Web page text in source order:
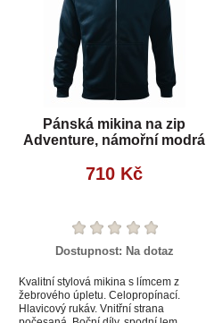
Pánská mikina na zip
Adventure, námořní modrá
710 Kč
Dostupnost: Na dotaz
Kvalitní stylová mikina s límcem z
žebrového úpletu. Celopropínací.
Hlavicový rukáv. Vnitřní strana